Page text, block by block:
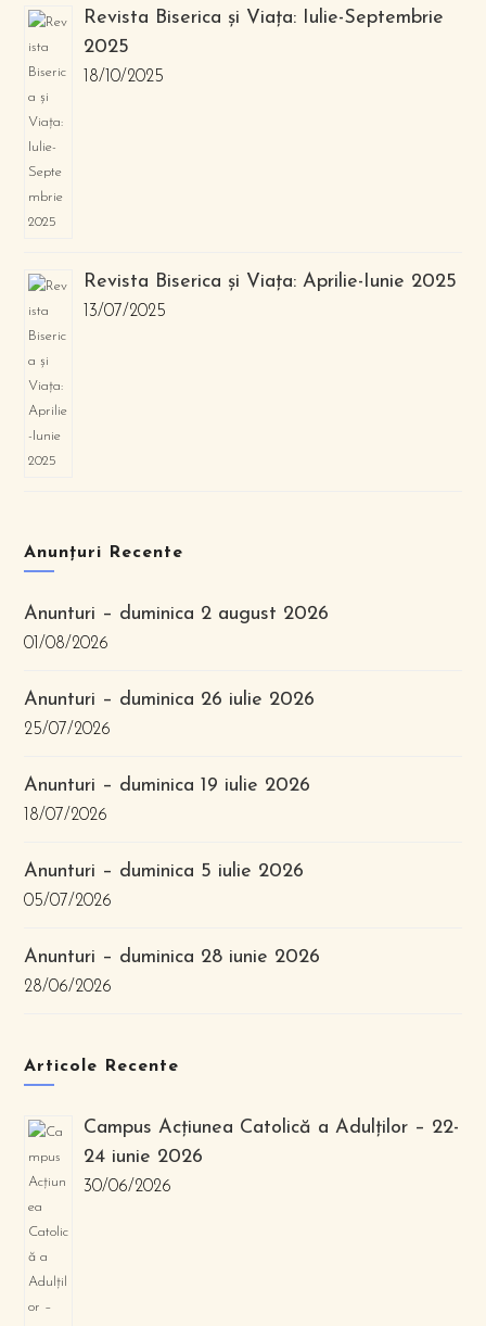
Revista Biserica și Viața: Iulie-Septembrie
2025
18/10/2025
Revista Biserica și Viața: Aprilie-Iunie 2025
13/07/2025
Anunțuri Recente
Anunturi – duminica 2 august 2026
01/08/2026
Anunturi – duminica 26 iulie 2026
25/07/2026
Anunturi – duminica 19 iulie 2026
18/07/2026
Anunturi – duminica 5 iulie 2026
05/07/2026
Anunturi – duminica 28 iunie 2026
28/06/2026
Articole Recente
Campus Acțiunea Catolică a Adulților – 22-
24 iunie 2026
30/06/2026